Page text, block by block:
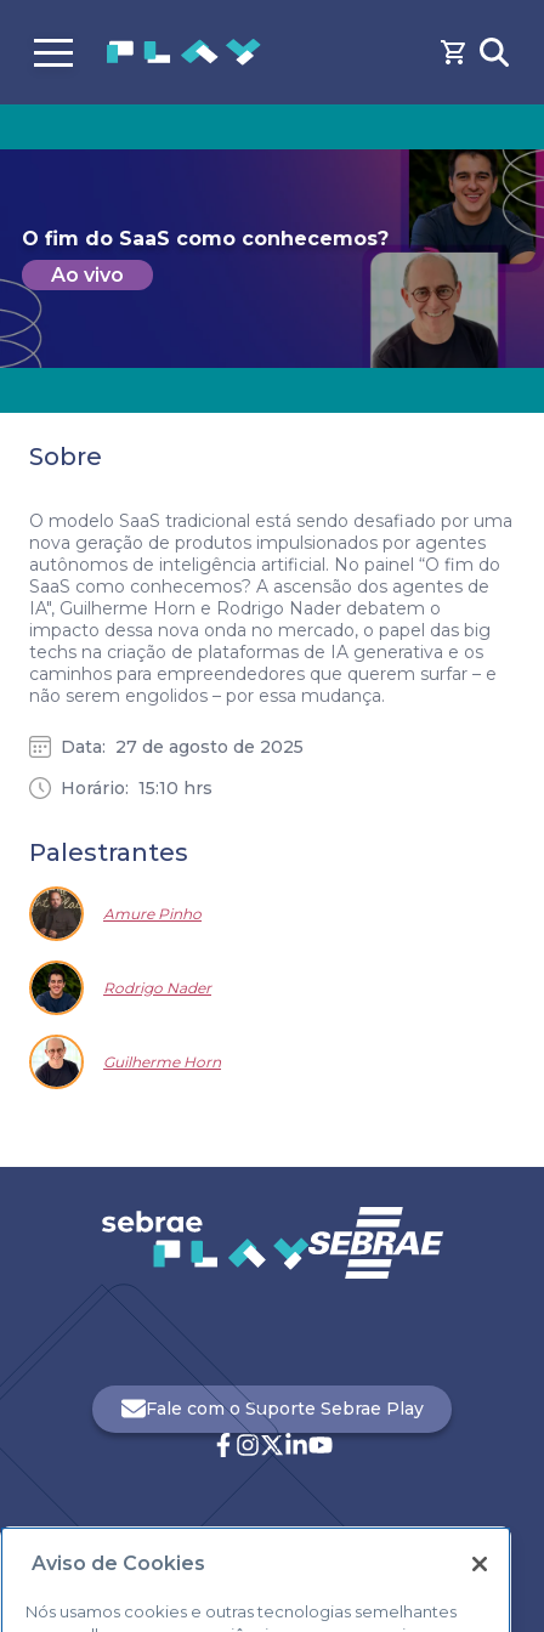
O fim do SaaS como conhecemos?
Ao vivo
Sobre
O modelo SaaS tradicional está sendo desafiado por uma
nova geração de produtos impulsionados por agentes
autônomos de inteligência artificial. No painel “O fim do
SaaS como conhecemos? A ascensão dos agentes de
IA", Guilherme Horn e Rodrigo Nader debatem o
impacto dessa nova onda no mercado, o papel das big
techs na criação de plataformas de IA generativa e os
caminhos para empreendedores que querem surfar – e
não serem engolidos – por essa mudança.
Data: 27 de agosto de 2025
Horário: 15:10 hrs
Palestrantes
Amure Pinho
Rodrigo Nader
Guilherme Horn
0800 570 0800
Fale com o Suporte Sebrae Play
Aviso de Cookies
Nós usamos cookies e outras tecnologias semelhantes